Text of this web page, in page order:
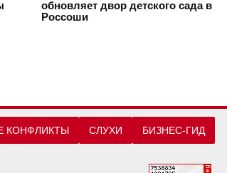
обновляет двор детского сада в
Россоши
КОНФЛИКТЫ СЛУХИ БИЗНЕС-ГИД